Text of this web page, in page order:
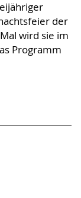
der
wird sie im
Programm